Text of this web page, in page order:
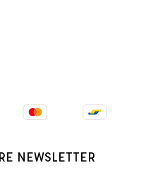
NEWSLETTER